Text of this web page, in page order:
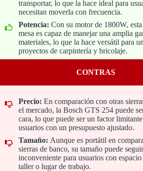
transportar, lo que la hace ideal para
necesitan moverla con frecuencia.
Potencia: Con su motor de 1800W,
mesa es capaz de manejar una amplia
materiales, lo que la hace versátil para
proyectos de carpintería y bricolaje.
CONTRAS
Precio: En comparación con otras
el mercado, la Bosch GTS 254 puede
cara, lo que puede ser un factor
usuarios con un presupuesto ajustado.
Tamaño: Aunque es portátil en
sierras de banco, su tamaño puede
inconveniente para usuarios con
taller o lugar de trabajo.